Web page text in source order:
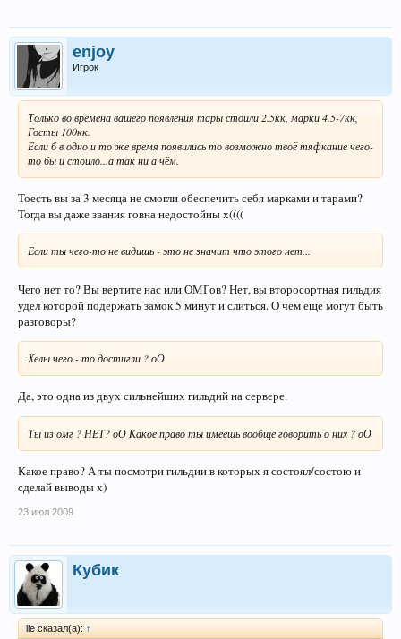
enjoy
Игрок
Только во времена вашего появления тары стоили 2.5кк, марки 4.5-7кк,
Госты 100кк.
Если б в одно и то же время появились то возможно твоё тяфкание чего-
то бы и стоило...а так ни а чём.
Тоесть вы за 3 месяца не смогли обеспечить себя марками и тарами?
Тогда вы даже звания говна недостойны х((((
Если ты чего-то не видишь - это не значит что этого нет...
Чего нет то? Вы вертите нас или ОМГов? Нет, вы второсортная гильдия
удел которой подержать замок 5 минут и слиться. О чем еще могут быть
разговоры?
Хелы чего - то достигли ? оО
Да, это одна из двух сильнейших гильдий на сервере.
Ты из омг ? НЕТ? оО Какое право ты имеешь вообще говорить о них ? оО
Какое право? А ты посмотри гильдии в которых я состоял/состою и
сделай выводы х)
23 июл 2009
Кубик
lie сказал(а): ↑